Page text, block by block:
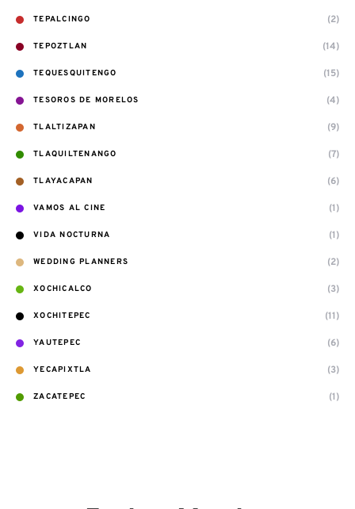
TEPALCINGO (2)
TEPOZTLAN (14)
TEQUESQUITENGO (15)
TESOROS DE MORELOS (4)
TLALTIZAPAN (9)
TLAQUILTENANGO (7)
TLAYACAPAN (6)
VAMOS AL CINE (1)
VIDA NOCTURNA (1)
WEDDING PLANNERS (2)
XOCHICALCO (3)
XOCHITEPEC (11)
YAUTEPEC (6)
YECAPIXTLA (3)
ZACATEPEC (1)